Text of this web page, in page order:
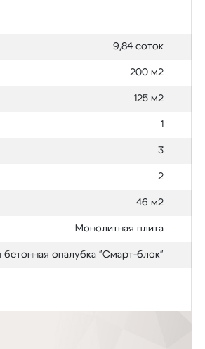
9,84 соток
200 м2
125 м2
1
3
2
46 м2
Монолитная плита
опалубка "Смарт-блок"